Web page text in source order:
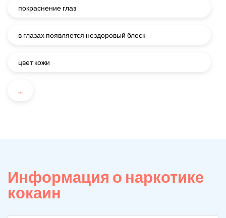
покраснение глаз
в глазах появляется нездоровый блеск
цвет кожи
...
Информация о наркотике
кокаин